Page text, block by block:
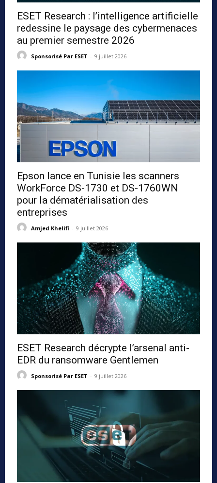
ESET Research : l’intelligence artificielle
redessine le paysage des cybermenaces
au premier semestre 2026
Sponsorisé Par ESET - 9 juillet 2026
Epson lance en Tunisie les scanners
WorkForce DS-1730 et DS-1760WN
pour la dématérialisation des
entreprises
Amjed Khelifi - 9 juillet 2026
ESET Research décrypte l’arsenal anti-
EDR du ransomware Gentlemen
Sponsorisé Par ESET - 9 juillet 2026